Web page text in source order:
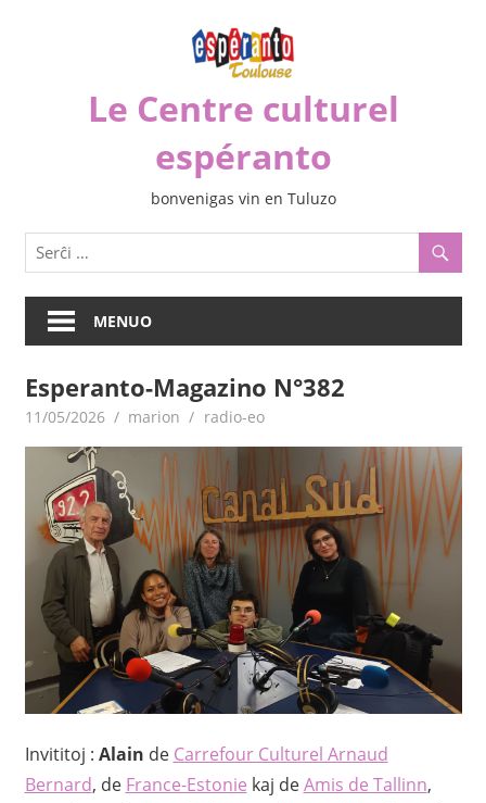
Le Centre culturel
espéranto
bonvenigas vin en Tuluzo
MENUO
Esperanto-Magazino N°382
11/05/2026 marion radio-eo
Invititoj : Alain de Carrefour Culturel Arnaud
Bernard, de France-Estonie kaj deAmis de Tallinn,